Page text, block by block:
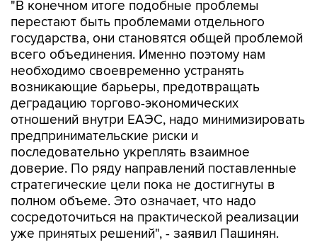
государства, они становятся общей проблемой
всего объединения. Именно поэтому нам
необходимо своевременно устранять
возникающие барьеры, предотвращать
деградацию торгово-экономических
отношений внутри ЕАЭС, надо минимизировать
предпринимательские риски и
последовательно укреплять взаимное
доверие. По ряду направлений поставленные
стратегические цели пока не достигнуты в
полном объеме. Это означает, что надо
сосредоточиться на практической реализации
уже принятых решений", - заявил Пашинян.
ЕАЭС Армения Никол Пашинян